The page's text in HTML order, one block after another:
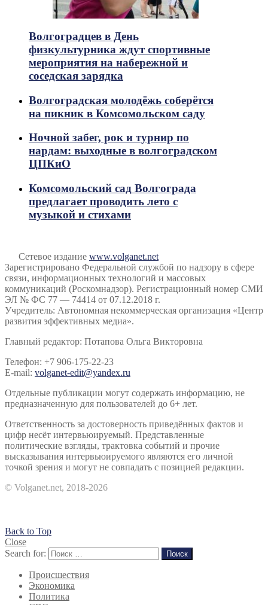
Волгоградцев в День
физкультурника ждут спортивные
мероприятия на набережной и
соседская зарядка
Волгоградская молодёжь соберётся
на пикник в Комсомольском саду
Ночной забег, рок и турнир по
нардам: выходные в волгоградском
ЦПКиО
Комсомольский сад Волгограда
предлагает проводить лето с
музыкой и стихами
Сетевое издание www.volganet.net
Зарегистрировано Федеральной службой по надзору в сфере
связи, информационных технологий и массовых
коммуникаций (Роскомнадзор). Регистрационный номер СМИ
ЭЛ № ФС 77 — 74414 от 07.12.2018 г.
Учредитель: Автономная некоммерческая организация «Центр
развития эффективных медиа».
Главный редактор: Потапова Ольга Викторовна
Телефон: +7 906-175-22-23
E-mail: volganet-edit@yandex.ru
Отдельные публикации могут содержать информацию, не
предназначенную для пользователей до 6+ лет.
Ответственность за достоверность приведённых фактов и
цифр несёт интервьюируемый. Представленные
политические взгляды, трактовка событий и прочие
высказывания интервьюируемого являются его личной
точкой зрения и могут не совпадать с позицией редакции.
© Volganet.net, 2018-2026
Back to Top
Close
Search for:
Поиск
Происшествия
Экономика
Политика